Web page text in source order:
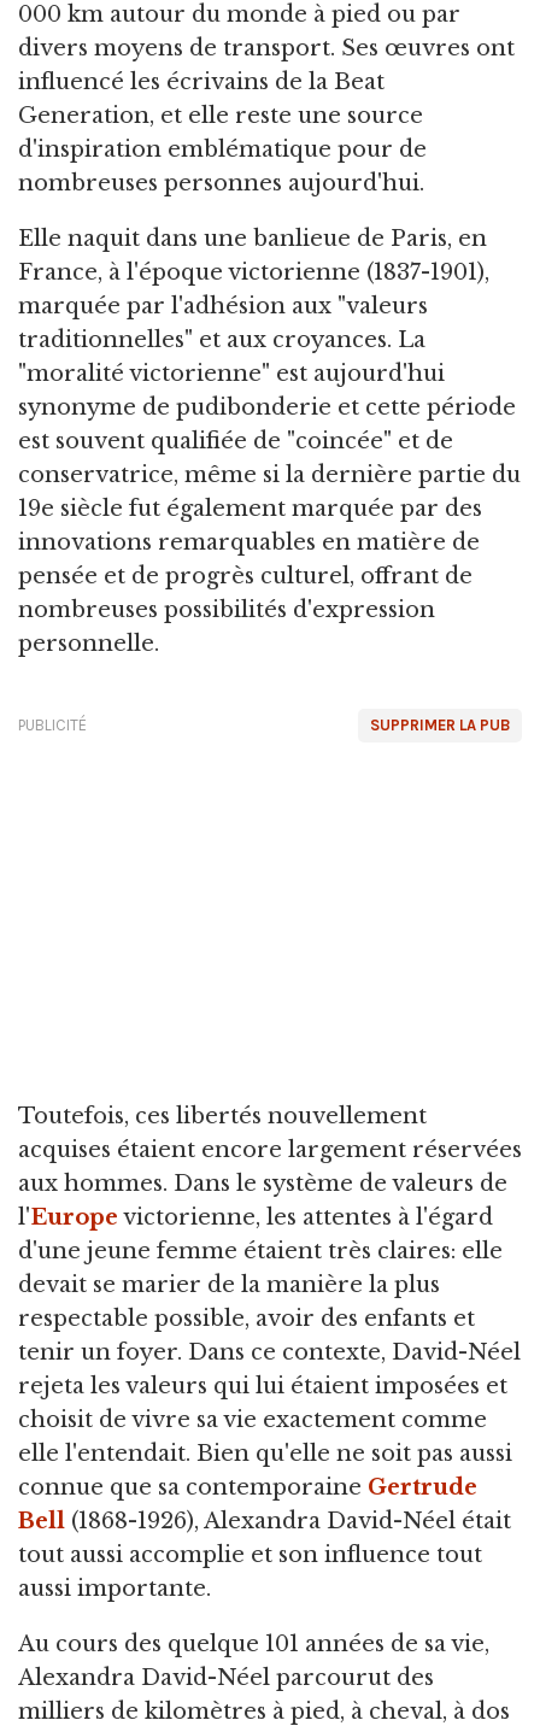
000 km autour du monde à pied ou par
divers moyens de transport. Ses œuvres ont
influencé les écrivains de la Beat
Generation, et elle reste une source
d'inspiration emblématique pour de
nombreuses personnes aujourd'hui.
Elle naquit dans une banlieue de Paris, en
France, à l'époque victorienne (1837-1901),
marquée par l'adhésion aux "valeurs
traditionnelles" et aux croyances. La
"moralité victorienne" est aujourd'hui
synonyme de pudibonderie et cette période
est souvent qualifiée de "coincée" et de
conservatrice, même si la dernière partie du
19e siècle fut également marquée par des
innovations remarquables en matière de
pensée et de progrès culturel, offrant de
nombreuses possibilités d'expression
personnelle.
SUPPRIMER LA PUB
PUBLICITÉ
Toutefois, ces libertés nouvellement
acquises étaient encore largement réservées
aux hommes. Dans le système de valeurs de
l'Europe victorienne, les attentes à l'égard
d'une jeune femme étaient très claires: elle
devait se marier de la manière la plus
respectable possible, avoir des enfants et
tenir un foyer. Dans ce contexte, David-Néel
rejeta les valeurs qui lui étaient imposées et
choisit de vivre sa vie exactement comme
elle l'entendait. Bien qu'elle ne soit pas aussi
connue que sa contemporaine Gertrude
Bell (1868-1926), Alexandra David-Néel était
tout aussi accomplie et son influence tout
aussi importante.
Au cours des quelque 101 années de sa vie,
Alexandra David-Néel parcourut des
milliers de kilomètres à pied, à cheval, à dos